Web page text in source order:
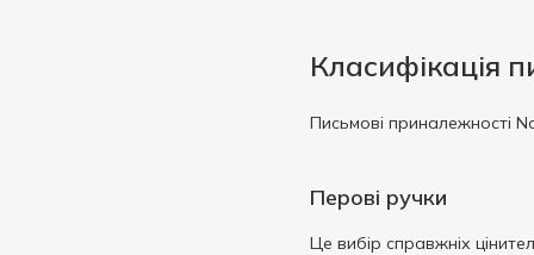
Класифікація
Письмові приналежності
Перові ручки
Це вибір справжніх